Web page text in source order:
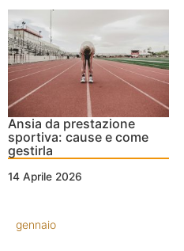
Ansia da prestazione
sportiva: cause e come
gestirla
14 Aprile 2026
gennaio